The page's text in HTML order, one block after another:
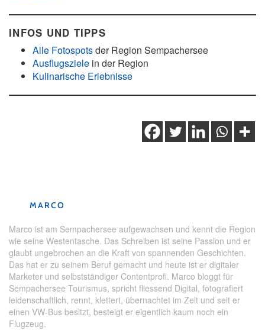
INFOS UND TIPPS
Alle Fotospotsder Region Sempachersee
Ausflugsziele in der Region
Kulinarische Erlebnisse
MARCO
Marco ist am Sempachersee aufgewachsen und kennt die Region
wie seine Westentasche. Das Schreiben ist seine Passion und er
glaubt ungebrochen an die Kraft von spannenden Geschichten.
Das hat er zu seinem Beruf gemacht und heute ist er digitaler
Marketer und selbstständiger Contentprofi. Marco bloggt für
Sempachersee Tourismus, spricht fliessend Digital, fotografiert
leidenschaftlich, rennt, klettert, übernachtet im Zelt und seit er
einen VW-Bus besitzt, besteigt er eigentlich kaum noch ein
Flugzeug.